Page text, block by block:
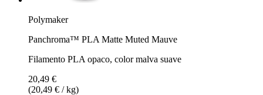
Polymaker
Panchroma™ PLA Matte Muted Mauve
Filamento PLA opaco, color malva suave
20,49 €
(20,49 € / kg)